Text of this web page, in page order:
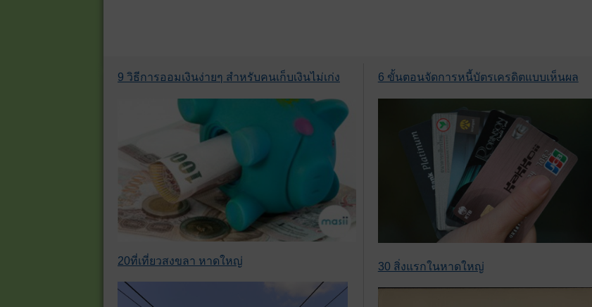
9 วิธีการออมเงินง่ายๆ สำหรับคนเก็บเงินไม่เก่ง
20ที่เที่ยวสงขลา หาดใหญ่
6 ขั้นตอนจัดการหนี้บัตรเครดิตแบบเห็นผล
30 สิ่งแรกในหาดใหญ่